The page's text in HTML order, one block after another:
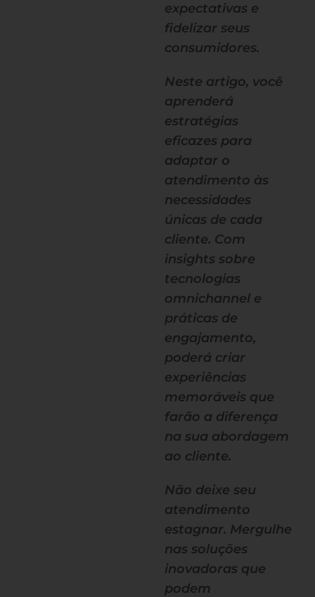
expectativas e
fidelizar seus
consumidores.
Neste artigo, você
aprenderá
estratégias
eficazes para
adaptar o
atendimento às
necessidades
únicas de cada
cliente. Com
insights sobre
tecnologias
omnichannel e
práticas de
engajamento,
poderá criar
experiências
memoráveis que
farão a diferença
na sua abordagem
ao cliente.
Não deixe seu
atendimento
estagnar. Mergulhe
nas soluções
inovadoras que
podem